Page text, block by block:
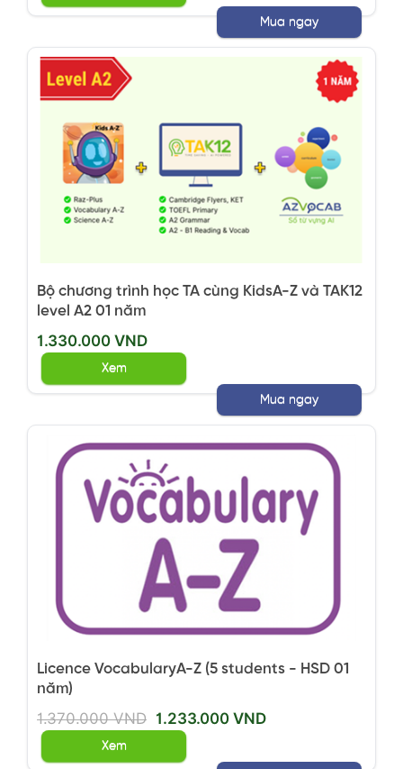
Mua ngay
Bộ chương trình học TA cùng KidsA-Z và TAK12
level A2 01 năm
1.330.000 VND
Xem
Mua ngay
Licence VocabularyA-Z (5 students - HSD 01
năm)
1.370.000 VND 1.233.000 VND
Xem